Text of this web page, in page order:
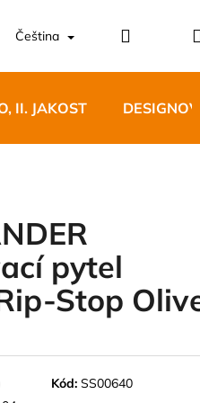
Čeština
II. JAKOST
pytel
Stop
Kód: SS00640